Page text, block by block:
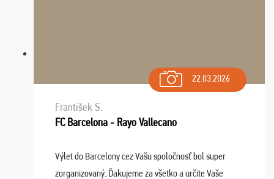
22.03.2026
František S.
FC Barcelona - Rayo Vallecano
Výlet do Barcelony cez Vašu spoločnosť bol super
zorganizovaný. Ďakujeme za všetko a určite Vaše